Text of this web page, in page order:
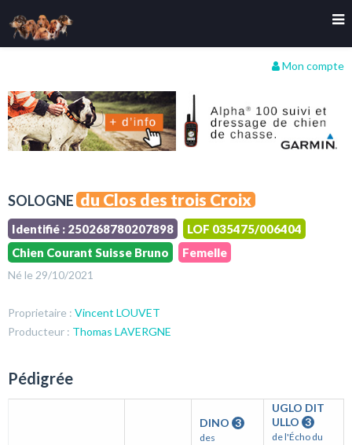
Mon compte
SOLOGNE du Clos des trois Croix
Identifié : 250268780207898
LOF 035475/006404
Chien Courant Suisse Bruno
Femelle
Né le 29/10/2021
Proprietaire : Vincent LOUVET
Producteur : Thomas LAVERGNE
Pédigrée
DINO 3
des
UGLO DIT
ULLO 3
de l'Écho du